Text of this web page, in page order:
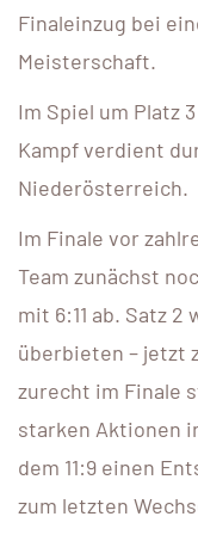
Finaleinzug bei
Meisterschaft.
Im Spiel um Platz
Kampf verdient
Niederösterreich.
Im Finale vor
Team zunächst
mit 6:11 ab. Satz 2
überbieten – jetzt
zurecht im Finale
starken Aktionen
dem 11:9 einen
zum letzten